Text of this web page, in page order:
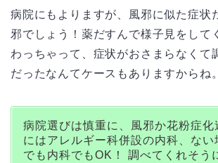
病院にもよりますが、風邪に似た症状
邪でしょう！薬だすんで様子見をして
わっちゃって、症状がおさまらなくて
だったなんてケースもありますからね。
病院選びは慎重に、風邪か花粉症化
にはアレルギー科併設の内科、ない
でも内科でもOK！ 調べてくれそう